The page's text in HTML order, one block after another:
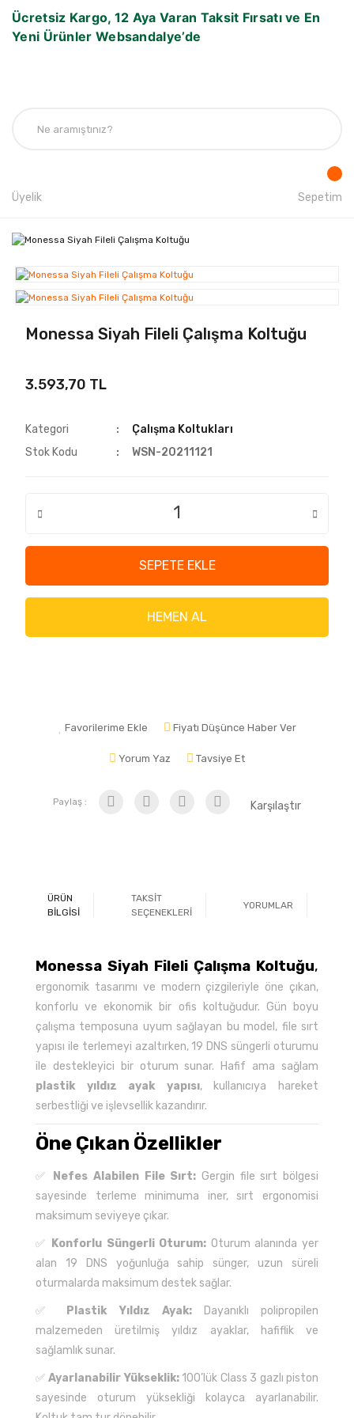
Ücretsiz Kargo, 12 Aya Varan Taksit Fırsatı ve En
Yeni Ürünler Websandalye’de
Üyelik Sepetim
Monessa Siyah Fileli Çalışma Koltuğu
3.593,70 TL
Kategori
Çalışma Koltukları
Stok Kodu
WSN-20211121
SEPETE EKLE
HEMEN AL
Favorilerime Ekle Fiyatı Düşünce Haber Ver
Yorum Yaz Tavsiye Et
Paylaş : Karşılaştır
ÜRÜN
BİLGİSİ
TAKSİT
SEÇENEKLERİ
YORUMLAR
Monessa Siyah Fileli Çalışma Koltuğu,
ergonomik tasarımı ve modern çizgileriyle öne çıkan,
konforlu ve ekonomik bir ofis koltuğudur. Gün boyu
çalışma temposuna uyum sağlayan bu model, file sırt
yapısı ile terlemeyi azaltırken, 19 DNS süngerli oturumu
ile destekleyici bir oturum sunar. Hafif ama sağlam
plastik yıldız ayak yapısı, kullanıcıya hareket
serbestliği ve işlevsellik kazandırır.
Öne Çıkan Özellikler
✅ Nefes Alabilen File Sırt: Gergin file sırt bölgesi
sayesinde terleme minimuma iner, sırt ergonomisi
maksimum seviyeye çıkar.
✅ Konforlu Süngerli Oturum: Oturum alanında yer
alan 19 DNS yoğunluğa sahip sünger, uzun süreli
oturmalarda maksimum destek sağlar.
✅ Plastik Yıldız Ayak:Dayanıklı polipropilen
malzemeden üretilmiş yıldız ayaklar, hafiflik ve
sağlamlık sunar.
✅ Ayarlanabilir Yükseklik:100’lük Class 3 gazlı piston
sayesinde oturum yüksekliği kolayca ayarlanabilir.